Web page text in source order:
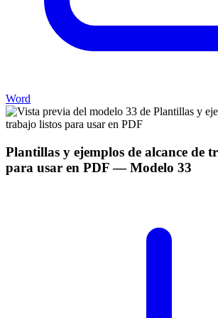
Word
Plantillas y ejemplos de alcance de
para usar en PDF— Modelo 33